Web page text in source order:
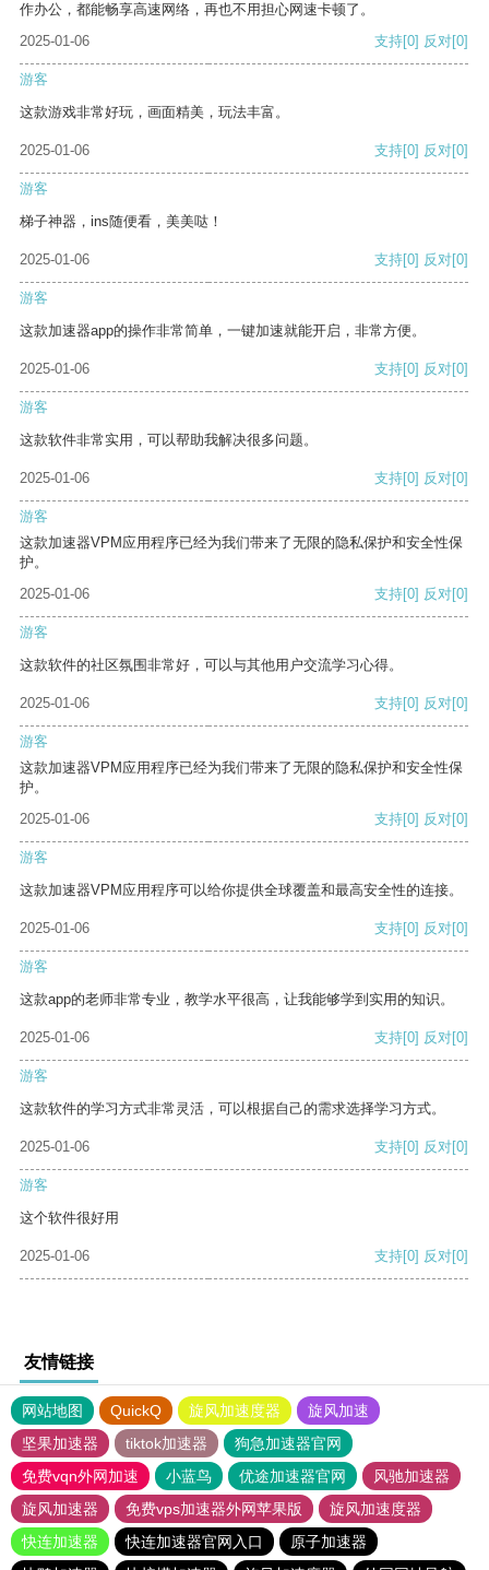
作办公，都能畅享高速网络，再也不用担心网速卡顿了。
2025-01-06
支持[0] 反对[0]
游客
这款游戏非常好玩，画面精美，玩法丰富。
2025-01-06 支持[0] 反对[0]
游客
梯子神器，ins随便看，美美哒！
2025-01-06 支持[0] 反对[0]
游客
这款加速器app的操作非常简单，一键加速就能开启，非常方便。
2025-01-06 支持[0] 反对[0]
游客
这款软件非常实用，可以帮助我解决很多问题。
2025-01-06 支持[0] 反对[0]
游客
这款加速器VPM应用程序已经为我们带来了无限的隐私保护和安全性保
护。
2025-01-06
支持[0] 反对[0]
游客
这款软件的社区氛围非常好，可以与其他用户交流学习心得。
2025-01-06 支持[0] 反对[0]
游客
这款加速器VPM应用程序已经为我们带来了无限的隐私保护和安全性保
护。
2025-01-06
支持[0] 反对[0]
游客
这款加速器VPM应用程序可以给你提供全球覆盖和最高安全性的连接。
2025-01-06 支持[0] 反对[0]
游客
这款app的老师非常专业，教学水平很高，让我能够学到实用的知识。
2025-01-06 支持[0] 反对[0]
游客
这款软件的学习方式非常灵活，可以根据自己的需求选择学习方式。
2025-01-06 支持[0] 反对[0]
游客
这个软件很好用
2025-01-06 支持[0] 反对[0]
友情链接
网站地图 QuickQ 旋风加速度器
旋风加速
坚果加速器
tiktok加速器
狗急加速器官网
免费vqn外网加速
小蓝鸟 优途加速器官网
风驰加速器
旋风加速器
免费vps加速器外网苹果版
旋风加速度器
快连加速器
快连加速器官网入口
原子加速器